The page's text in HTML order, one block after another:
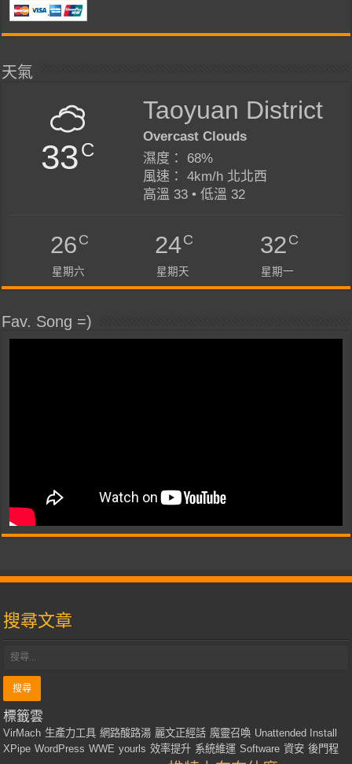
天氣
33C
Taoyuan District
Overcast Clouds
濕度： 68%
風速： 4km/h 北北西
高溫 33 • 低溫 32
26C
星期六
24C
星期天
32C
星期一
Fav. Song =)
搜尋文章
標籤雲
VirMach 生產力工具 網路酸路湯 麗文正經話 魔靈召喚 Unattended Install
XPipe WordPress WWE yourls 效率提升 系統維運 Software 資安 後門程